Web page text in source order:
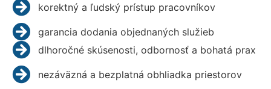
korektný a ľudský prístup pracovníkov
garancia dodania objednaných služieb
dlhoročné skúsenosti, odbornosť a bohatá prax
nezáväzná a bezplatná obhliadka priestorov